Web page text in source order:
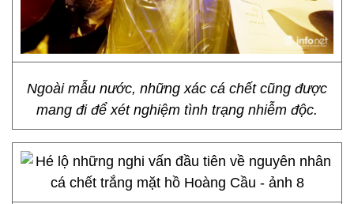
Ngoài mẫu nước, những xác cá chết cũng được
mang đi để xét nghiệm tình trạng nhiễm độc.